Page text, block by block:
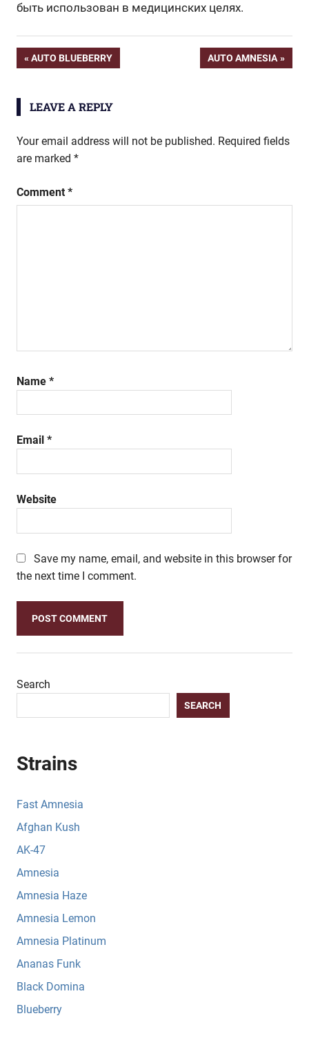
быть использован в медицинских целях.
Post
PREVIOUS
AUTO BLUEBERRY
NEXT
AUTO AMNESIA
LEAVE A REPLY
Your email address will not be published. Required fields
are marked *
Comment *
Name *
Email *
Website
Save my name, email, and website in this browser for
the next time I comment.
Search
SEARCH
Strains
Fast Amnesia
Afghan Kush
AK-47
Amnesia
Amnesia Haze
Amnesia Lemon
Amnesia Platinum
Ananas Funk
Black Domina
Blueberry